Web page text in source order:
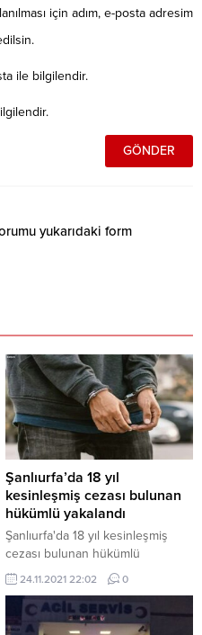
için adım, e-posta adresim
ile bilgilendir.
yukarıdaki form
Şanlıurfa’da 18 yıl
kesinleşmiş cezası bulunan
hükümlü yakalandı
Şanlıurfa'da 18 yıl kesinleşmiş
cezası bulunan hükümlü
yakalandı
24.11.2021 22:02 0